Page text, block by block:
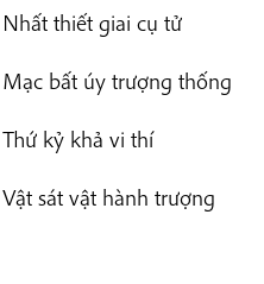
Nhất thiết giai cụ
Mạc bất úy trượng
Thứ kỷ khả vi
Vật sát vật hành